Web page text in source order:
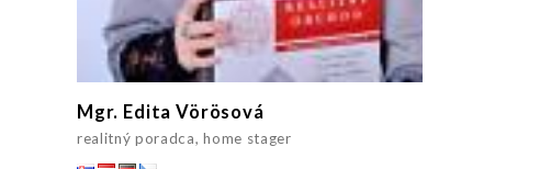
Mgr. Edita Vörösová
realitný poradca, home stager